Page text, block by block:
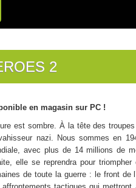
2
en magasin sur PC !
est sombre. À la tête des
nazi. Nous sommes en
avec plus de 14 millions de
elle se reprendra pour
de toute la guerre : le front